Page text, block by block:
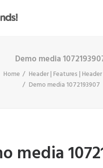
Demo media
Home
Header | Features |
Demo media 1072193907
media